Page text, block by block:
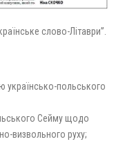
слово-Літаври”.
українсько-польського
Сейму щодо
визвольного руху;